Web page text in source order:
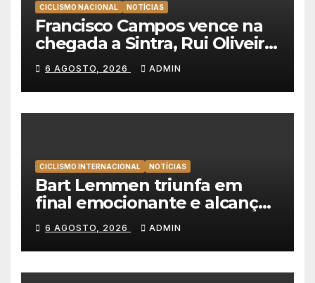
CICLISMO NACIONAL NOTÍCIAS
Francisco Campos vence na
chegada a Sintra, Rui Oliveira
veste de amarelo na Volta a
Portugal
6 AGOSTO, 2026 ADMIN
CICLISMO INTERNACIONAL NOTÍCIAS
Bart Lemmen triunfa em
final emocionante e alcança
a primeira vitória da carreira
na Volta à Polónia
6 AGOSTO, 2026 ADMIN